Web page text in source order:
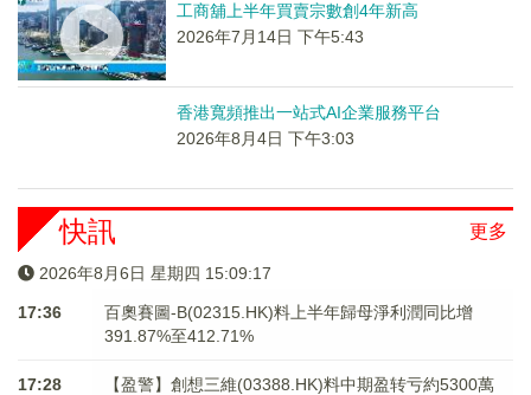
工商舖上半年買賣宗數創4年新高
2026年7月14日 下午5:43
香港寬頻推出一站式AI企業服務平台
2026年8月4日 下午3:03
更多
快訊
2026年8月6日 星期四 15:09:17
17:36
百奧賽圖-B(02315.HK)料上半年歸母淨利潤同比增
391.87%至412.71%
17:28
【盈警】創想三維(03388.HK)料中期盈转亏約5300萬